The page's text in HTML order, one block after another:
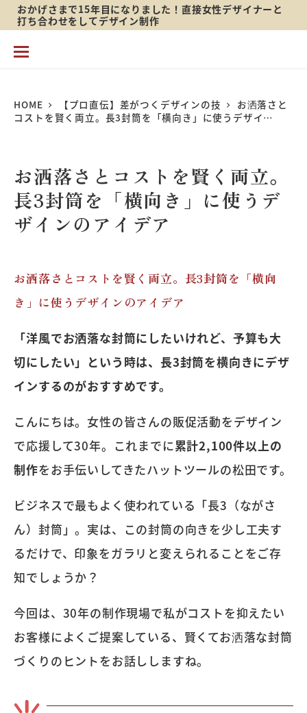
イ
おかげさまで15年目になりました！直接女性デザイナーと
打ち合わせをしてデザイン制作
HOME 【プロ直伝】差がつくデザインの技
お洒落さと
コストを賢く両立。長3封筒を「横向き」に使うデザイ…
お洒落さとコストを賢く両立。
長3封筒を「横向き」に使うデ
ザインのアイデア
お洒落さとコストを賢く両立。長3封筒を「横向
き」に使うデザインのアイデア
「洋風でお洒落な封筒にしたいけれど、予算も大
切にしたい」という時は、長3封筒を横向きにデザ
インするのがおすすめです。
こんにちは。女性の皆さんの販促活動をデザイン
で応援して30年。これまでに累計2,100件以上の
制作をお手伝いしてきたハットツールの松田です。
ビジネスで最もよく使われている「長3（ながさ
ん）封筒」。実は、この封筒の向きを少し工夫す
るだけで、印象をガラリと変えられることをご存
知でしょうか？
今回は、30年の制作現場で私がコストを抑えたい
お客様によくご提案している、賢くてお洒落な封筒
づくりのヒントをお話ししますね。